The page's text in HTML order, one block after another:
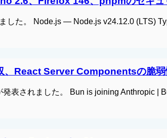
した。 Node.js — Node.js v24.12.0 (LTS)
React Server Componentsの脆
表されました。 Bun is joining Anthropic |